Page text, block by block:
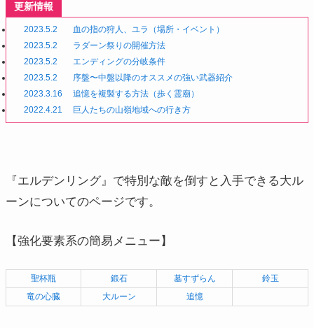
更新情報
2023.5.2
血の指の狩人、ユラ（場所・イベント）
2023.5.2
ラダーン祭りの開催方法
2023.5.2
エンディングの分岐条件
2023.5.2
序盤〜中盤以降のオススメの強い武器紹介
2023.3.16
追憶を複製する方法（歩く霊廟）
2022.4.21
巨人たちの山嶺地域への行き方
『エルデンリング』で特別な敵を倒すと入手できる大ル
ーンについてのページです。
【強化要素系の簡易メニュー】
聖杯瓶 鍛石 墓すずらん
鈴玉
竜の心臓
大ルーン 追憶